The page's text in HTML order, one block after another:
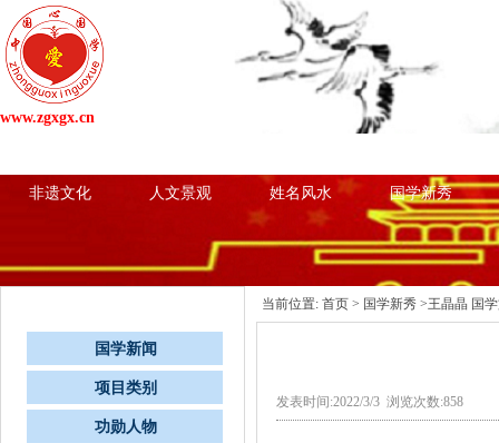
非遗文化 人文景观 姓名风水 国学新秀
www.zgxgx.cn
国学新闻
项目类别
功勋人物
当前位置: 首页 > 国学新秀 >王晶晶 国
发表时间:2022/3/3 浏览次数:858